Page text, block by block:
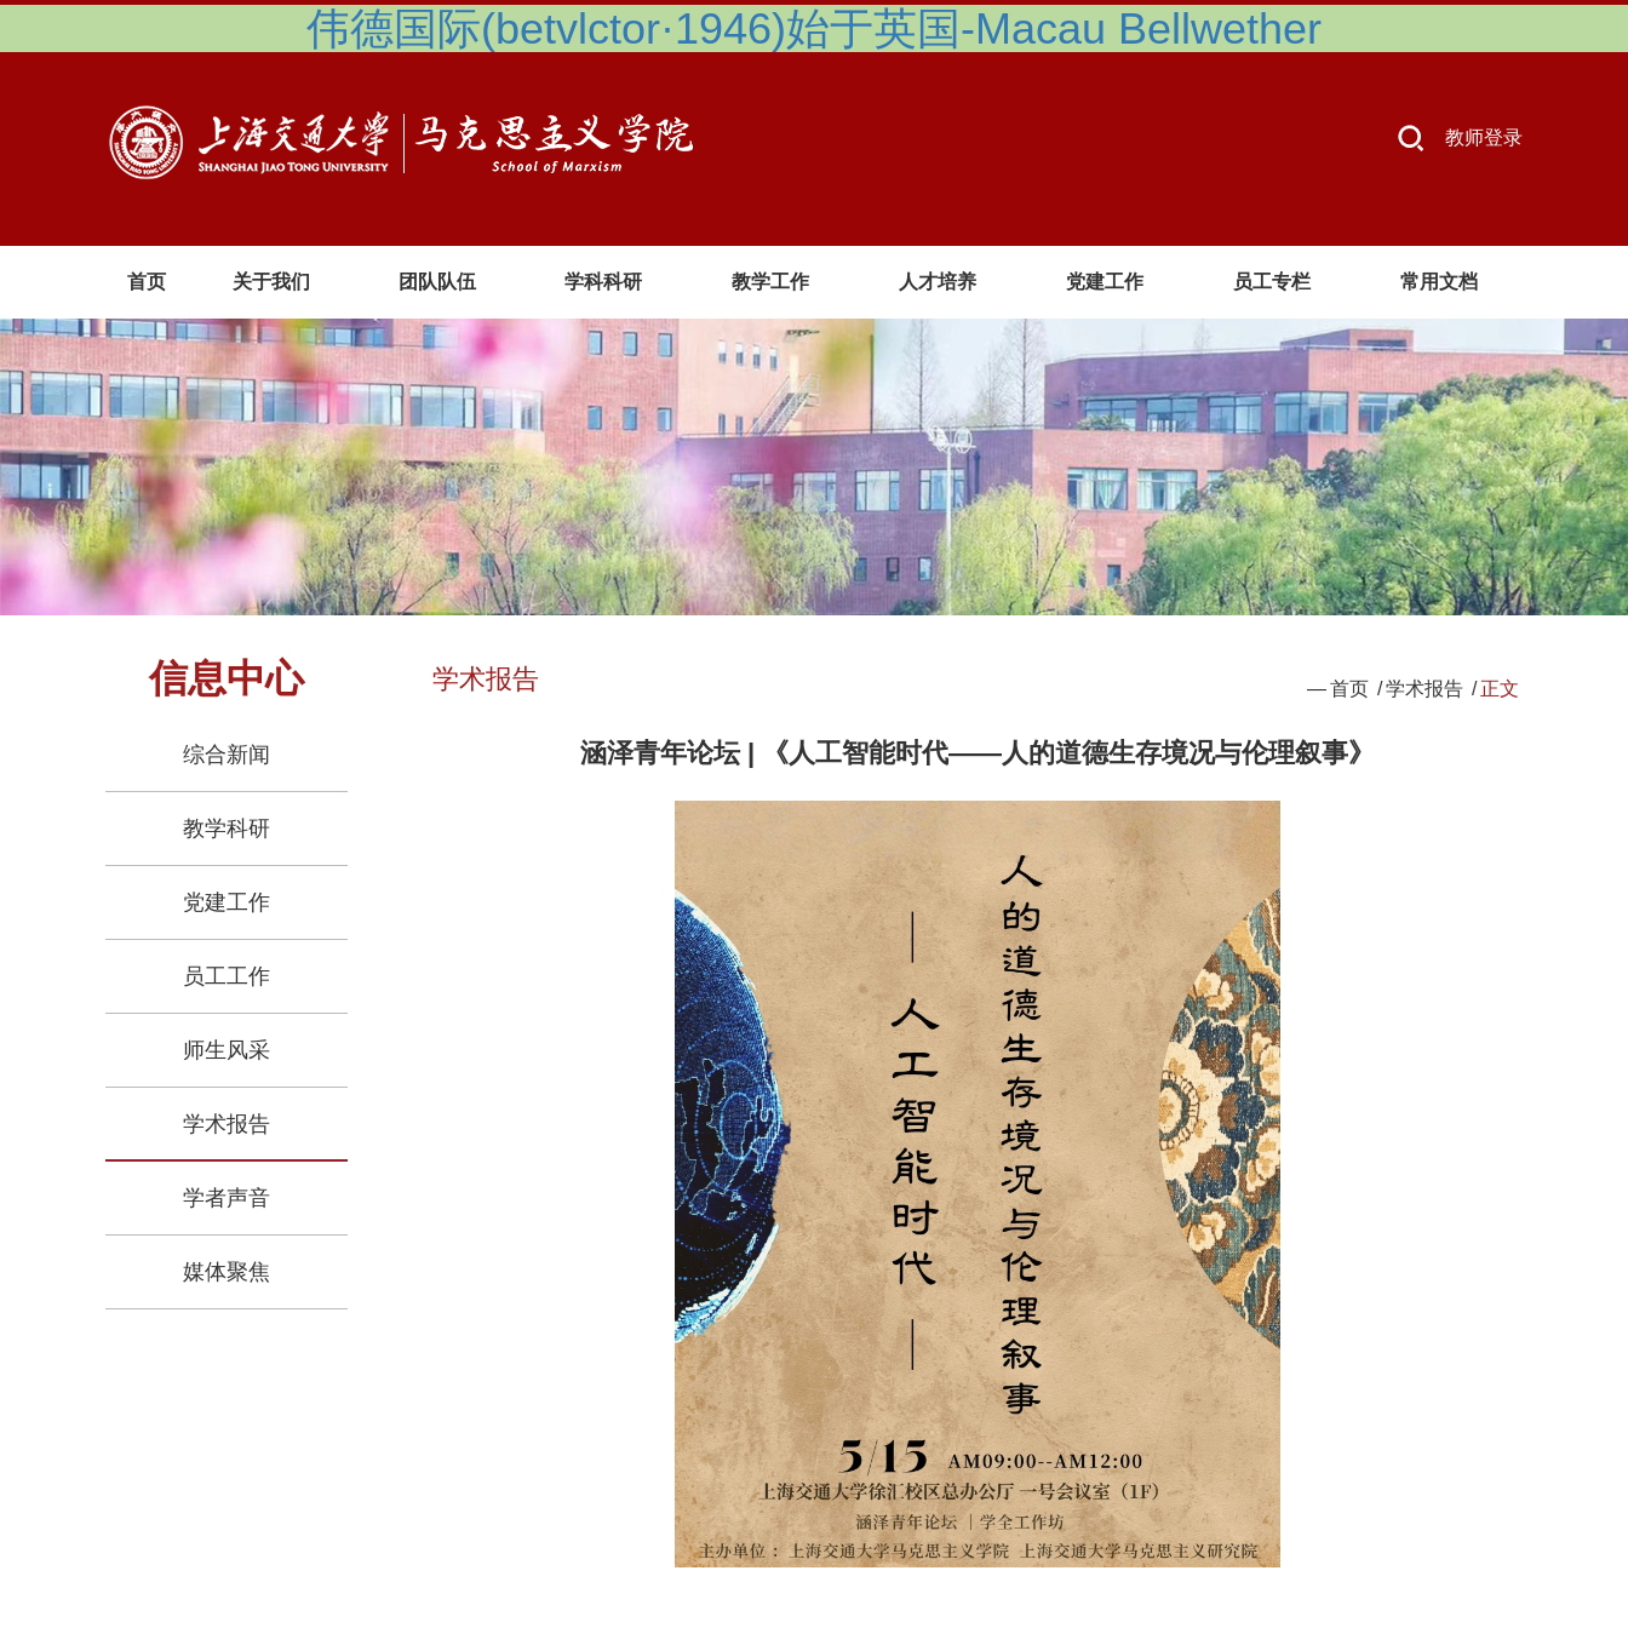
伟德国际(betvlctor·1946)始于英国-Macau Bellwether
教师登录
首页 关于我们 团队队伍 学科科研 教学工作 人才培养 党建工作 员工专栏 常用文档
信息中心
综合新闻
教学科研
党建工作
员工工作
师生风采
学术报告
学者声音
媒体聚焦
学术报告 —首页 /学术报告 / 正文
涵泽青年论坛 | 《人工智能时代——人的道德生存境况与伦理叙事》